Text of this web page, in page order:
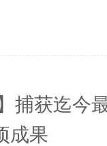
捕获迄今
成果